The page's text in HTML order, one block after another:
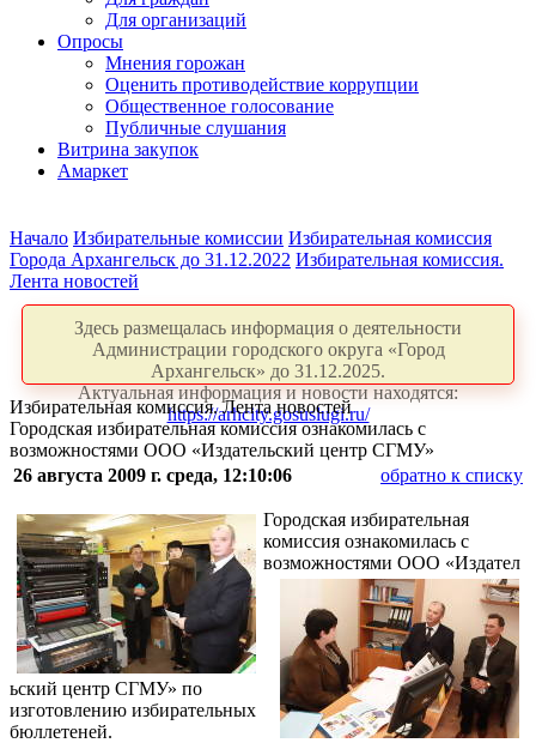
Для организаций
Опросы
Мнения горожан
Оценить противодействие коррупции
Общественное голосование
Публичные слушания
Витрина закупок
Амаркет
Начало Избирательные комиссии Избирательная комиссия
Города Архангельск до 31.12.2022 Избирательная комиссия.
Лента новостей
Здесь размещалась информация о деятельности
Администрации городского округа «Город
Архангельск» до 31.12.2025.
Актуальная информация и новости находятся:
https://arhcity.gosuslugi.ru/
Избирательная комиссия. Лента новостей
Городская избирательная комиссия ознакомилась с
возможностями ООО «Издательский центр СГМУ»
26 августа 2009 г. среда, 12:10:06
обратно к списку
Городская избирательная
комиссия ознакомилась с
возможностями ООО «Издател
ьский центр СГМУ» по
изготовлению избирательных
бюллетеней.